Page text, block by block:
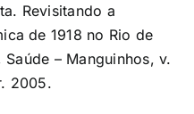
Revisitando a
de 1918 no Rio de
– Manguinhos, v.
2005.